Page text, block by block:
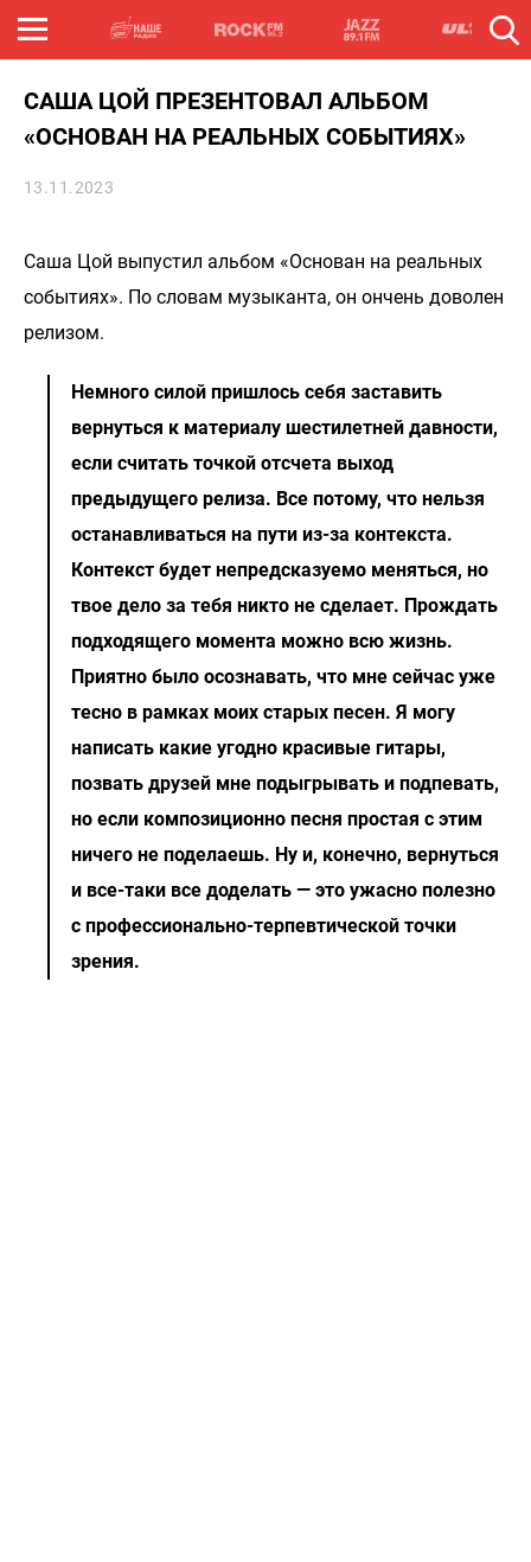
САША ЦОЙ ПРЕЗЕНТОВАЛ АЛЬБОМ
«ОСНОВАН НА РЕАЛЬНЫХ СОБЫТИЯХ»
13.11.2023
Саша Цой выпустил альбом «Основан на реальных
событиях». По словам музыканта, он ончень доволен
релизом.
Немного силой пришлось себя заставить
вернуться к материалу шестилетней давности,
если считать точкой отсчета выход
предыдущего релиза. Все потому, что нельзя
останавливаться на пути из-за контекста.
Контекст будет непредсказуемо меняться, но
твое дело за тебя никто не сделает. Прождать
подходящего момента можно всю жизнь.
Приятно было осознавать, что мне сейчас уже
тесно в рамках моих старых песен. Я могу
написать какие угодно красивые гитары,
позвать друзей мне подыгрывать и подпевать,
но если композиционно песня простая с этим
ничего не поделаешь. Ну и, конечно, вернуться
и все-таки все доделать — это ужасно полезно
с профессионально-терпевтической точки
зрения.